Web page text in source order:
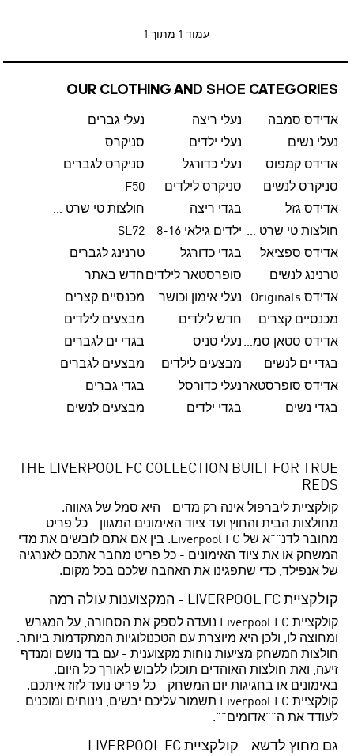
עמוד 1 מתוך 1
OUR CLOTHING AND SHOE CATEGORIES
אדידס סמבה נעלי ריצה
נעלי גברים
נעלי נשים
נעלי ילדים
סניקרס
אדידס קמפוס
נעלי כדורגל
סניקרס לגברים
סניקרס לנשים
סניקרס לילדים
F50
אדידס גזל
בגדי ריצה
חולצות טי שרט לגברים
חולצות טי שרט לנשים ילדים גילאי 8-16
SL72
אדידס ספציאל
בגדי כדורגל
טרנינג לגברים
טרנינג לנשים
סופרסטאר לילדים חדש באתר
אדידס Originals
נעלי אימון וכושר
מכנסיים קצרים לגברים
מכנסיים קצרים לנשים חדש לילדים
מבצעים לילדים
אדידס סטאן סמית' נעלי טניס
בגדי ים לגברים
בגדי ים לנשים
מבצעים לילדים
מבצעים לגברים
אדידס סופרסטארנעלי כדורסל
בגדי גברים
בגדי נשים
בגדי ילדים מבצעים לנשים
THE LIVERPOOL FC COLLECTION BUILT FOR TRUE
REDS
קולקציית ליברפול אינה רק מדים - היא סמל של גאווה.
מחולצות הבית והחוץ ועד ציוד האימונים המגוון - כל פריט
מחובר לדנ""א של Liverpool FC. בין אם אתם לובשים את מדי
המשחק או את ציוד האימונים - כל פריט מחבר אתכם לאנרגיה
של אנפילד, כדי שתפגינו את האהבה שלכם בכל מקום.
קולקציית LIVERPOOL FC - המקצוענות עולה רמה
קולקציית Liverpool FC נועדה לספק את הסחורה, על המגרש
ומחוצה לו, ולכן היא מיוצרת עם הטכנולוגיות המתקדמות ביותר.
חולצות המשחק מציעות נוחות מקצוענית - עם בד נושם ומנדף
זיעה, ואת חולצות האוהדים תוכלו ללבוש לאורך כל היום.
באימונים או בחגיגות יום המשחק - כל פריט נועד לזוז איתכם.
קולקציית Liverpool FC תשמור עליכם יבשים, נינוחים ומוכנים
לעודד את ה""אדומים"".
גם מחוץ לדשא - קולקציית LIVERPOOL FC